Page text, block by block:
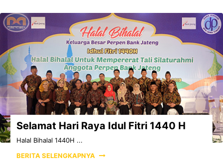
Selamat Hari Raya Idul Fitri 1440 H
Halal Bihalal 1440H ...
BERITA SELENGKAPNYA